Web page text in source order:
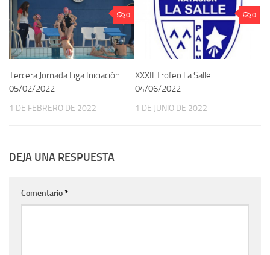
0
Tercera Jornada Liga Iniciación
05/02/2022
1 DE FEBRERO DE 2022
0
XXXII Trofeo La Salle
04/06/2022
1 DE JUNIO DE 2022
DEJA UNA RESPUESTA
Comentario*